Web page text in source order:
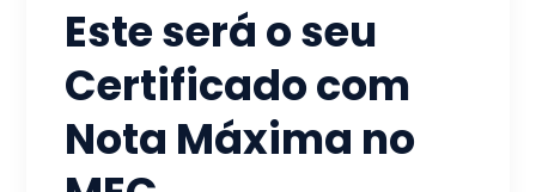
Este será o seu
Certificado com
Nota Máxima no